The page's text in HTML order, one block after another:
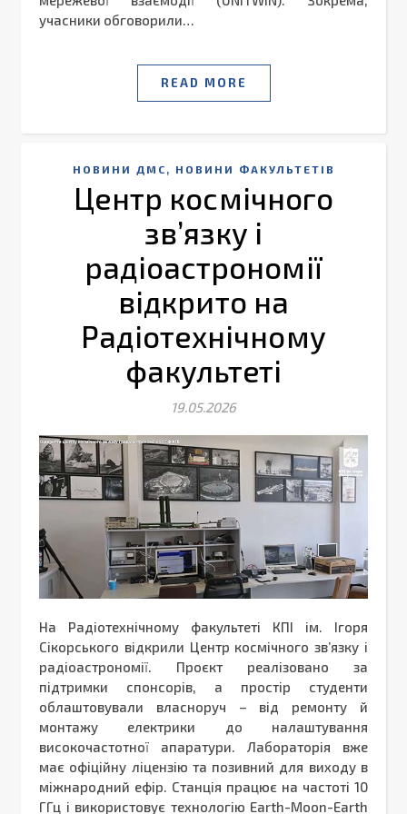
учасники обговорили…
READ MORE
НОВИНИ ДМС , НОВИНИ ФАКУЛЬТЕТІВ
Центр космічного
зв’язку і
радіоастрономії
відкрито на
Радіотехнічному
факультеті
19.05.2026
На Радіотехнічному факультеті КПІ ім. Ігоря
Сікорського відкрили Центр космічного зв’язку і
радіоастрономії. Проєкт реалізовано за
підтримки спонсорів, а простір студенти
облаштовували власноруч – від ремонту й
монтажу електрики до налаштування
високочастотної апаратури. Лабораторія вже
має офіційну ліцензію та позивний для виходу в
міжнародний ефір. Станція працює на частоті 10
ГГц і використовує технологію Earth-Moon-Earth